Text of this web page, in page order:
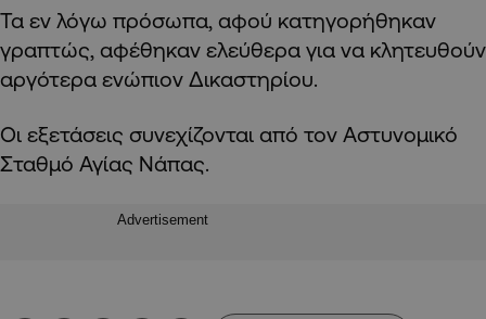
Τα εν λόγω πρόσωπα, αφού κατηγορήθηκαν
γραπτώς, αφέθηκαν ελεύθερα για να κλητευθούν
αργότερα ενώπιον Δικαστηρίου.
Οι εξετάσεις συνεχίζονται από τον Αστυνομικό
Σταθμό Αγίας Νάπας.
Advertisement